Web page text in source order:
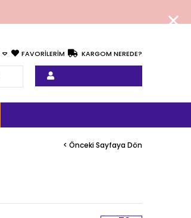
KARGOM NEREDE?
FAVORİLERİM
< Önceki Sayfaya Dön